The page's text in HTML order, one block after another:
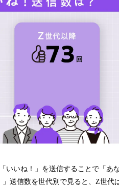
いいね！」を送信することで「あ
送信数を世代別で見ると、Z世代